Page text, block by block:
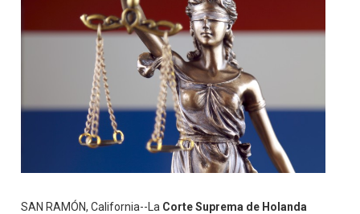
SAN RAMÓN, California--La Corte Suprema de Holanda